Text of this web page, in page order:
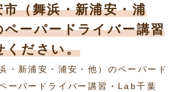
市（舞浜・新浦安・浦
ペーパードライバー講習
ください。
・新浦安・浦安・他）のペーパード
ーパードライバー講習・Lab千葉